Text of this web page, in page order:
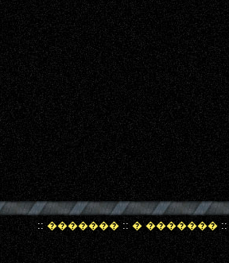
::�������:: � �������::